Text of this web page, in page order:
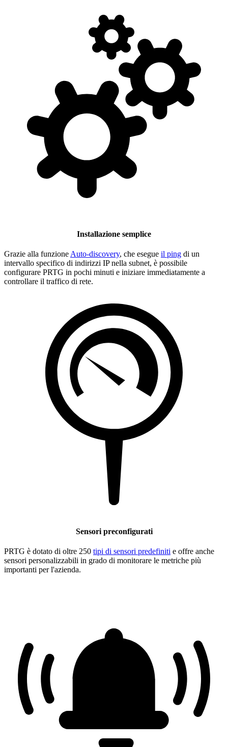
Installazione semplice
Grazie alla funzione Auto-discovery, che esegue il ping di un
intervallo specifico di indirizzi IP nella subnet, è possibile
configurare PRTG in pochi minuti e iniziare immediatamente a
controllare il traffico di rete.
Sensori preconfigurati
PRTG è dotato di oltre 250 tipi di sensori predefiniti e offre anche
sensori personalizzabili in grado di monitorare le metriche più
importanti per l'azienda.